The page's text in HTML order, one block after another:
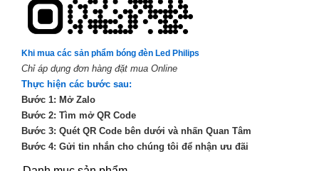
Khi mua các sản phẩm bóng đèn Led Philips
Chỉ áp dụng đơn hàng đặt mua Online
Thực hiện các bước sau:
Bước 1: Mở Zalo
Bước 2: Tìm mở QR Code
Bước 3: Quét QR Code bên dưới và nhấn Quan Tâm
Bước 4: Gửi tin nhắn cho chúng tôi để nhận ưu đãi